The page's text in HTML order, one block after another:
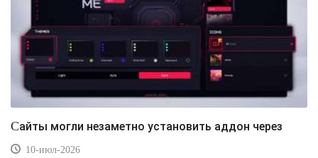
Сайты могли незаметно установить аддон через
10-июл-2026